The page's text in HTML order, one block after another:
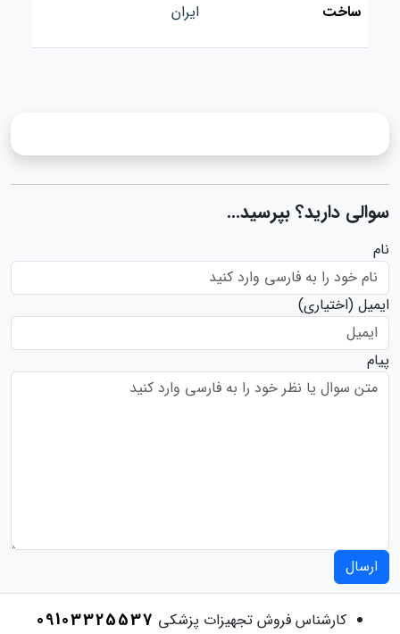
ساخت ایران
سوالی دارید؟ بپرسید...
نام
ایمیل (اختیاری)
پیام
ارسال
کارشناس فروش تجهیزات پزشکی 09103325537